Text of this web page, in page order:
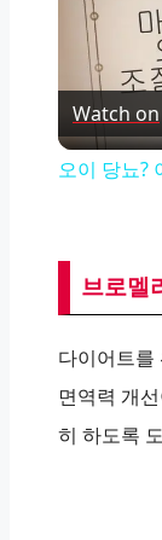
Watch on
오이 당뇨?
브로멜
다이어트를
면역력 개
히 하도록